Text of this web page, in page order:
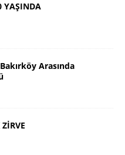
YAŞINDA
Arasında